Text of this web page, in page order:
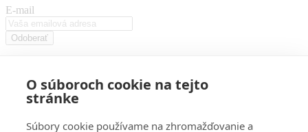
O súboroch cookie na tejto
stránke
Súbory cookie používame na zhromažďovanie a
E-mail
Odoberať
Email
Sales Department